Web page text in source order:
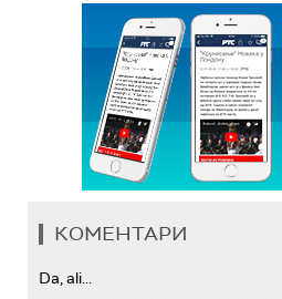
КОМЕНТАРИ
Da, ali...